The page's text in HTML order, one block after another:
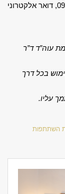
קשר בטל’ 09-9543895 (רב קווי), פקס’ 09-9545033, דואר אלקטרוני
עוה”ד ד”ר
בכל דרך
עליו.
השתתפות